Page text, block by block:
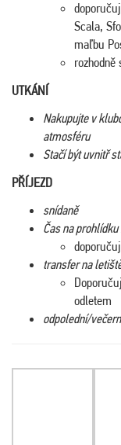
Scala,
maľbu
UTKÁNÍ
Nakupujte v
atmosféru
Stačí být uvnitř
PŘÍJEZD
snídaně
Čas na
transfer na
odletem
odpolední/